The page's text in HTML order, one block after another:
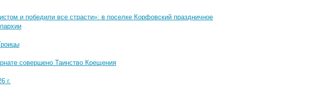
и победили все страсти»: в поселке Корфовский праздничное
совершено Таинство Крещения
г.